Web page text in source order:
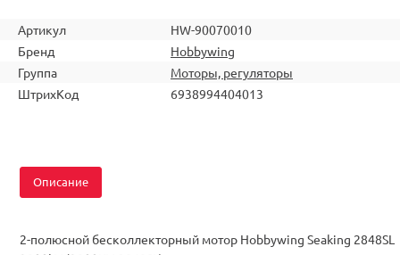
Артикул
HW-90070010
Бренд
Hobbywing
Группа
Моторы, регуляторы
ШтрихКод
6938994404013
Описание
2-полюсной бесколлекторный мотор Hobbywing Seaking 2848SL